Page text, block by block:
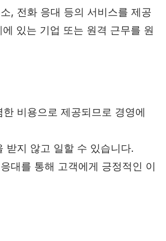
, 전화 응대 등의 서비스를 제공
있는 기업 또는 원격 근무를 원
비용으로 제공되므로 경영에
받지 않고 일할 수 있습니다.
대를 통해 고객에게 긍정적인 이